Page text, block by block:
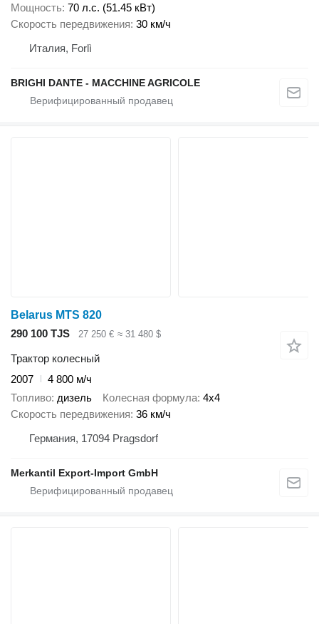
Мощность 70 л.с. (51.45 кВт)
Скорость передвижения 30 км/ч
Италия, Forlì
BRIGHI DANTE - MACCHINE AGRICOLE
Belarus MTS 820
290 100 TJS
27 250 € ≈ 31 480 $
Трактор колесный
2007
4 800 м/ч
Топливо дизель Колесная формула 4x4
Скорость передвижения 36 км/ч
Германия, 17094 Pragsdorf
Merkantil Export-Import GmbH